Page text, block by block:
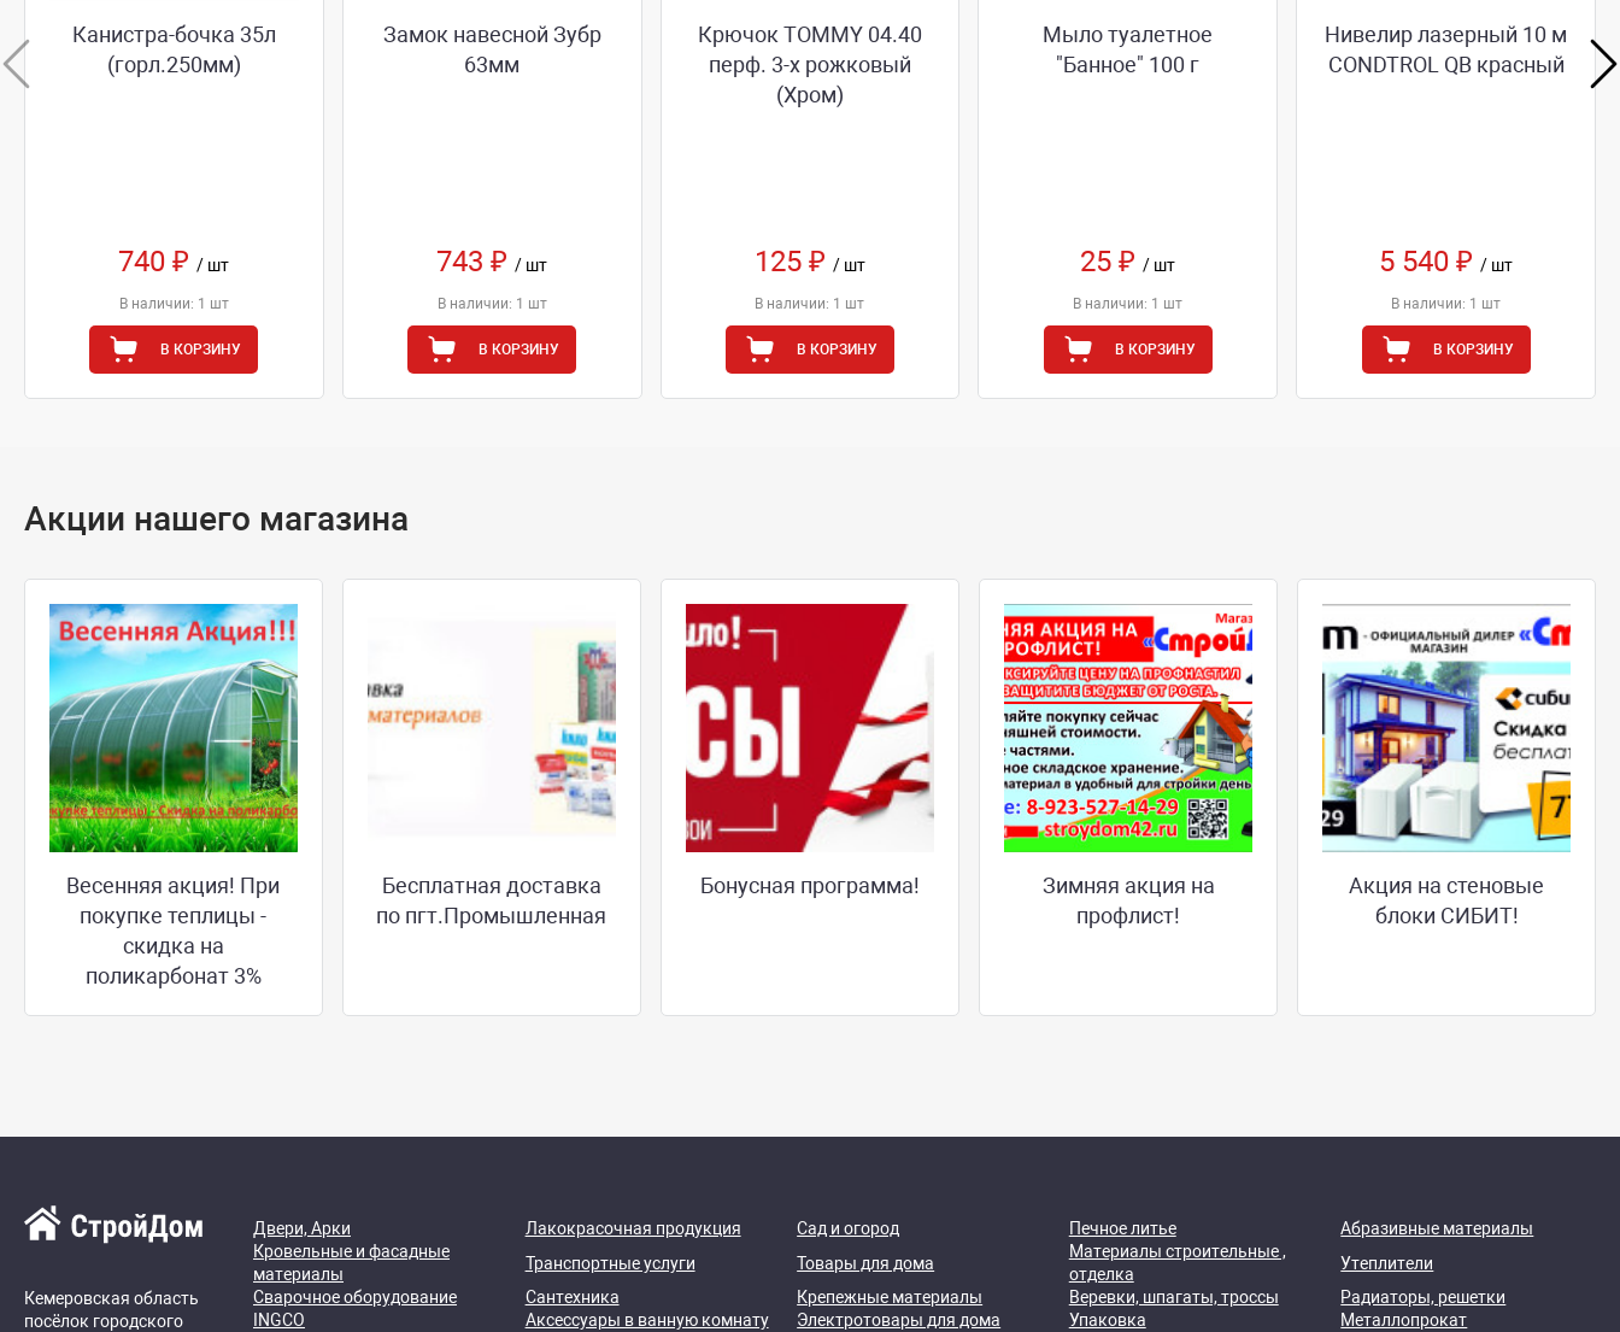
Канистра-бочка 35л
(горл.250мм)
740 ₽/ шт
В наличии: 1 шт
В КОРЗИНУ
Замок навесной Зубр
63мм
743 ₽/ шт
В наличии: 1 шт
В КОРЗИНУ
Крючок TOMMY 04.40
перф. 3-х рожковый
(Хром)
125 ₽ / шт
В наличии: 1 шт
В КОРЗИНУ
Мыло туалетное
"Банное" 100 г
25 ₽/ шт
В наличии: 1 шт
В КОРЗИНУ
Нивелир лазерный 10 м
CONDTROL QB красный
5 540 ₽/ шт
В наличии: 1 шт
В КОРЗИНУ
Акции нашего магазина
Весенняя акция! При
покупке теплицы -
скидка на
поликарбонат 3%
Бесплатная доставка
по пгт.Промышленная
Бонусная программа!
Зимняя акция на
профлист!
Акция на стеновые
блоки СИБИТ!
Кемеровская область
посёлок городского
Двери, Арки Лакокрасочная продукция Сад и огород Печное литье
Абразивные материалы
Кровельные и фасадные
материалы
Транспортные услуги Товары для дома
Материалы строительные ,
отделка
Утеплители
Сварочное оборудование
Сантехника Крепежные материалы Веревки, шпагаты, троссы
Радиаторы, решетки
INGCO
Аксессуары в ванную комнату Электротовары для дома Упаковка Металлопрокат